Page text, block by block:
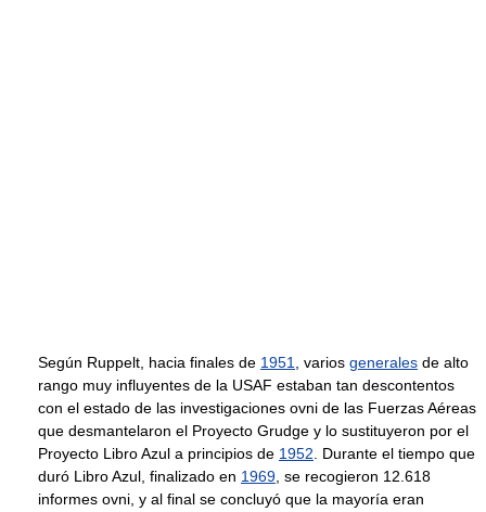
Según Ruppelt, hacia finales de 1951 , varios generales de alto
rango muy influyentes de la USAF estaban tan descontentos
con el estado de las investigaciones ovni de las Fuerzas Aéreas
que desmantelaron el Proyecto Grudge y lo sustituyeron por el
Proyecto Libro Azul a principios de 1952 . Durante el tiempo que
duró Libro Azul, finalizado en 1969 , se recogieron 12.618
informes ovni, y al final se concluyó que la mayoría eran